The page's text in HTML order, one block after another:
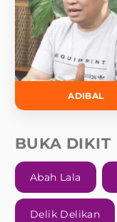
ADIBAL
BUKA DIKIT
Abah Lala
Delik Delikan